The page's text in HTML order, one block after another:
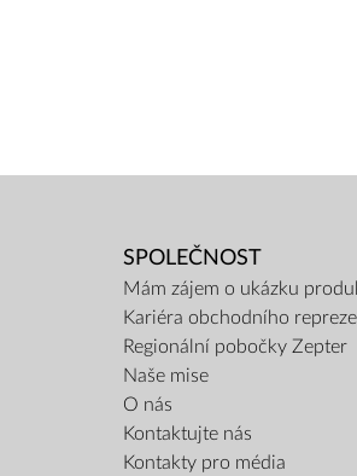
SPOLEČNOST
Mám zájem o ukázku
Kariéra obchodního
Regionální pobočky Zepter
Naše mise
O nás
Kontaktujte nás
Kontakty pro média